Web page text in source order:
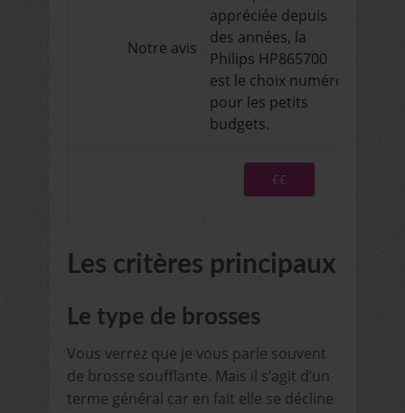
Notre avis
appréciée depuis
des années, la
Philips HP865700
est le choix numéro
pour les petits
budgets.
€€
Les critères principaux
Le type de brosses
Vous verrez que je vous parle souvent
de brosse soufflante. Mais il s’agit d’un
terme général car en fait elle se décline